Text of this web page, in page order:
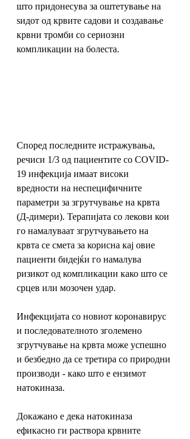
што придонесува за оштетување на
ѕидот од крвите садови и создавање
крвни тромби со сериозни
компликации на болеста.
Според последните истражувања,
речиси 1/3 од пациентите со COVID-
19 инфекција имаат високи
вредности на неспецифичните
параметри за згрутчување на крвта
(Д-димери). Терапијата со лекови кои
го намалуваат згрутчувањето на
крвта се смета за корисна кај овие
пациенти бидејќи го намалува
ризикот од компликации како што се
срцев или мозочен удар.
Инфекцијата со новиот коронавирус
и последователното зголемено
згрутчување на крвта може успешно
и безбедно да се третира со природни
производи - како што е ензимот
натокиназа.
Докажано е дека натокиназа
ефикасно ги раствора крвните